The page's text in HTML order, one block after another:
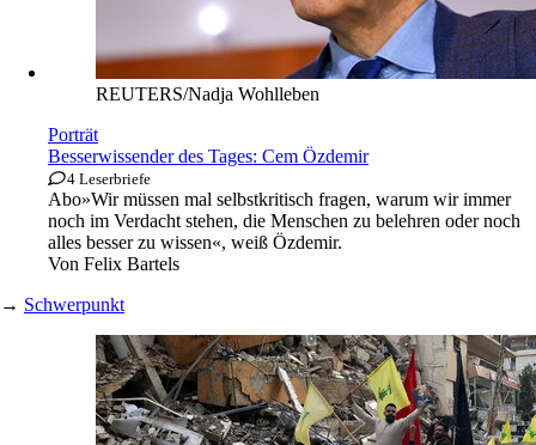
REUTERS/Nadja Wohlleben
Porträt
Besserwissender des Tages: Cem Özdemir
4 Leserbriefe
Abo»Wir müssen mal selbstkritisch fragen, warum wir immer
noch im Verdacht stehen, die Menschen zu belehren oder noch
alles besser zu wissen«, weiß Özdemir.
Von Felix Bartels
→ Schwerpunkt